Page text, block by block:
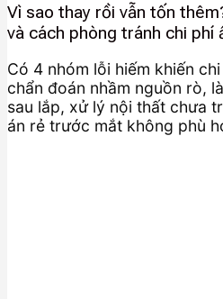
Vì sao thay rồi vẫn tốn
và cách phòng tránh chi phí
Có 4 nhóm lỗi hiếm khiến
chẩn đoán nhầm nguồn rò,
sau lắp, xử lý nội thất chưa
án rẻ trước mắt không phù